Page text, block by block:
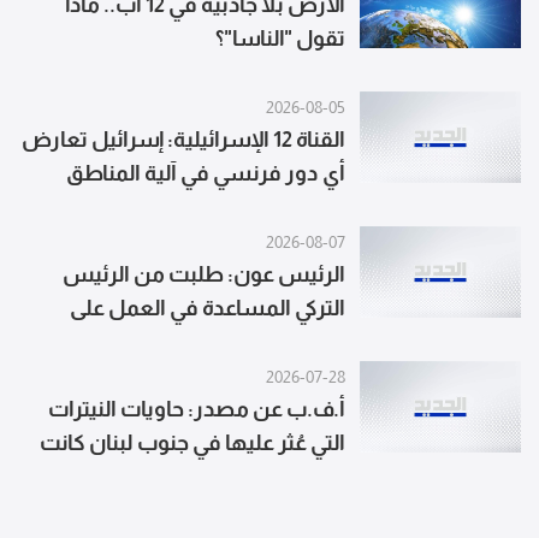
الأرض بلا جاذبية في 12 آب.. ماذا
تقول "الناسا"؟
2026-08-05
القناة 12 الإسرائيلية: إسرائيل تعارض
أي دور فرنسي في آلية المناطق
2026-08-07
الرئيس عون: طلبت من الرئيس
التركي المساعدة في العمل على
2026-07-28
أ.ف.ب عن مصدر: حاويات النيترات
التي عُثر عليها في جنوب لبنان كانت